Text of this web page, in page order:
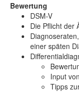
Bewertung
DSM-V
Die Pflicht der
einer späten
Input
Tipps